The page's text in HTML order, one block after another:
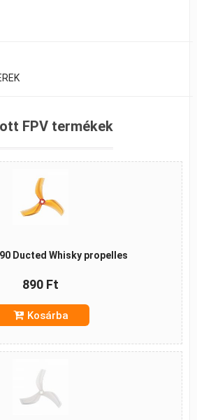
FPV termékek
Ducted Whisky propelles
890 Ft
Kosárba